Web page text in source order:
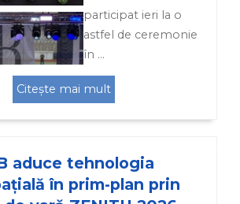
participat ieri la o
astfel de ceremonie
în …
Citește mai mult
aduce tehnologia
în prim-plan prin